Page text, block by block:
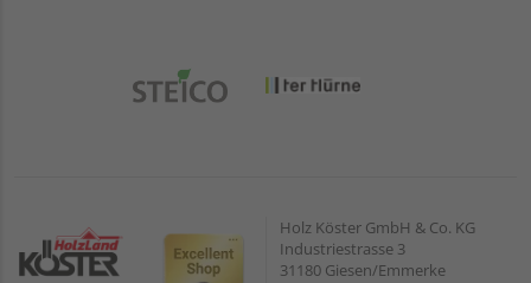
Holz Köster GmbH & Co. KG
Industriestrasse 3
31180 Giesen/Emmerke